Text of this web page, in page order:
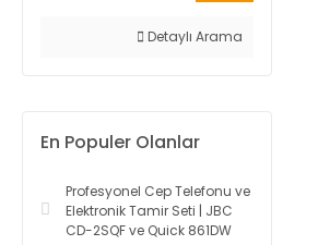
Detaylı Arama
En Populer Olanlar
Profesyonel Cep Telefonu ve
Elektronik Tamir Seti | JBC
CD-2SQF ve Quick 861DW